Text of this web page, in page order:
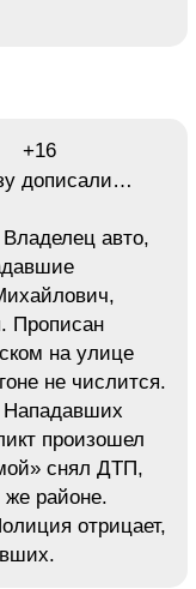
+16
дописали…
авто,
Прописан
на улице
не числится.
произошел
снял ДТП,
районе.
отрицает,